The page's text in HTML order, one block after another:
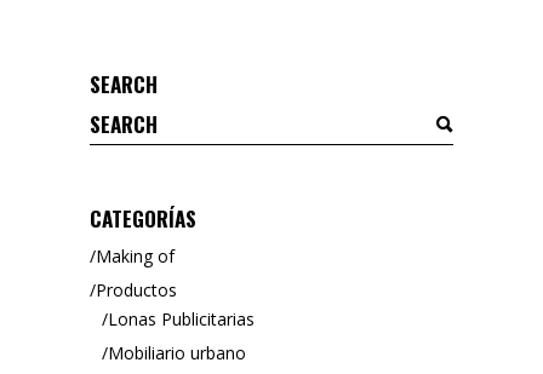
SEARCH
Search
for:
CATEGORÍAS
Making of
Productos
Lonas Publicitarias
Mobiliario urbano